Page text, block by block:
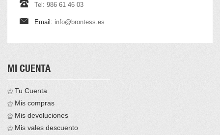
Tel: 986 61 46 03
Email: info@brontess.es
MI CUENTA
Tu Cuenta
Mis compras
Mis devoluciones
Mis vales descuento